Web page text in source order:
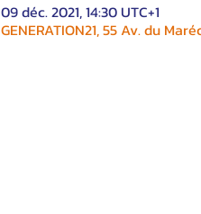
09 déc. 2021, 14:30 UTC+1
GENERATION21, 55 Av. du